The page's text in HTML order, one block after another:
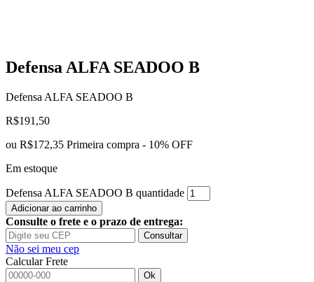
DefensaALFA SEADOO B
Defensa ALFA SEADOO B
R$191,50
ou R$172,35 Primeira compra - 10% OFF
Em estoque
Defensa ALFA SEADOO B quantidade
Adicionar ao carrinho
Consulte o frete e o prazo de entrega:
Consultar
Não sei meu cep
Calcular Frete
Ok